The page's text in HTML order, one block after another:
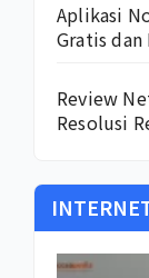
Aplikasi
Gratis dan
Review
Resolusi